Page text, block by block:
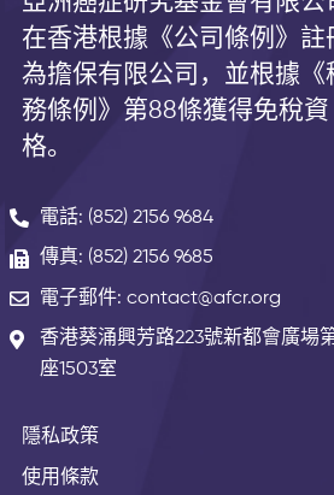
在香港根據《公司條例》註
為擔保有限公司，並根據《
務條例》第88條獲得免稅資
格。
電話: (852) 2156 9684
傳真: (852) 2156 9685
電子郵件: contact@afcr.org
香港葵涌興芳路223號新都會廣場
座1503室
隱私政策
使用條款